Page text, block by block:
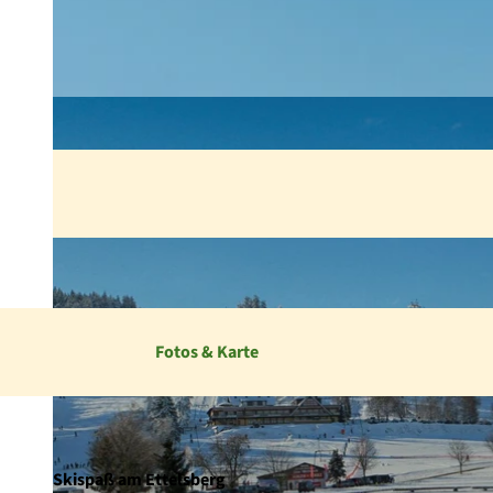
Fotos & Karte
Skispaß am Ettelsberg